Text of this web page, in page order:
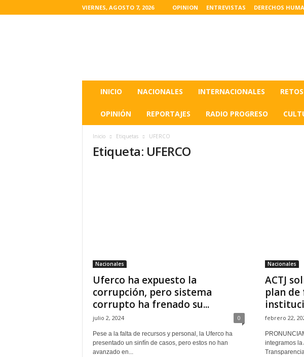
VIERNES, AGOSTO 7, 2026 OPINION ENTREVISTAS DERECHOS
INICIO NACIONALES INTERNACIONALES
OPINIÓN REPORTAJES RADIO PROGRESO
Inicio Etiquetas UFERCO
Etiqueta: UFERCO
Nacionales
Uferco ha expuesto la
corrupción, pero sistema
corrupto ha frenado su...
julio 2, 2024 0
Pese a la falta de recursos y personal, la Uferco ha
presentado un sinfín de casos, pero estos no han
avanzado en...
Nacionales
ACTJ
plan
febrero 22,
integramos